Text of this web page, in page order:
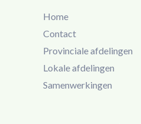
Home
Contact
Provinciale afdelingen
Lokale afdelingen
Samenwerkingen